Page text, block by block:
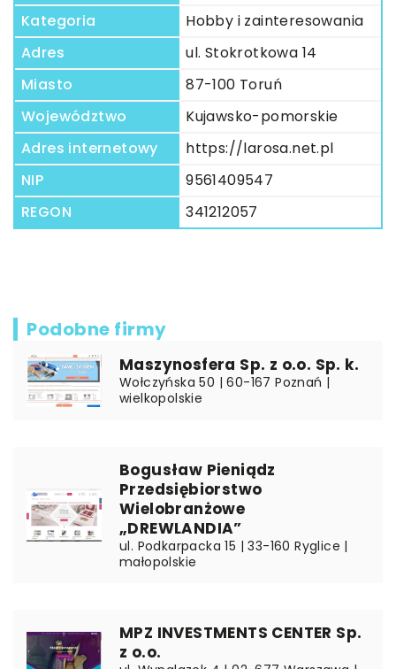
Kategoria
Hobby i zainteresowania
Adres
ul. Stokrotkowa 14
Miasto
87-100 Toruń
Województwo
Kujawsko-pomorskie
Adres internetowy
https://larosa.net.pl
NIP
9561409547
REGON
341212057
Podobne firmy
Maszynosfera Sp. z o.o. Sp. k.
Wołczyńska 50 | 60-167 Poznań |
wielkopolskie
Bogusław Pieniądz
Przedsiębiorstwo
Wielobranżowe
„DREWLANDIA”
ul. Podkarpacka 15 | 33-160 Ryglice |
małopolskie
MPZ INVESTMENTS CENTER Sp.
z o.o.